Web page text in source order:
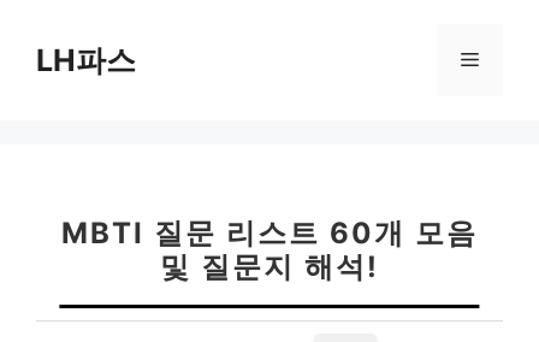
LH파스 메
MBTI 질문 리스트 60개 모음
및 질문지 해석!